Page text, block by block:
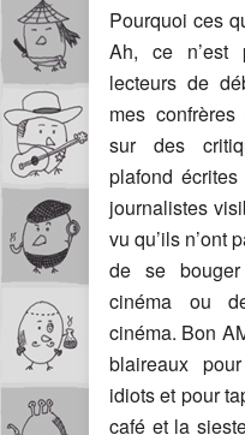
Pourquoi ces
Ah, ce n’est
lecteurs de
mes
sur des
plafond
journalistes
vu qu’ils n’ont
de se
cinéma ou
cinéma. Bon
blaireaux
idiots et pour
café et la